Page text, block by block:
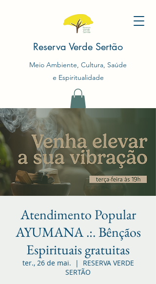
Reserva Verde Sertão
Meio Ambiente, Cultura, Saúde
e Espiritualidade
Atendimento Popular
AYUMANA .:. Bênçãos
Espirituais gratuitas
ter., 26 de mai.
  |
RESERVA VERDE
SERTÃO